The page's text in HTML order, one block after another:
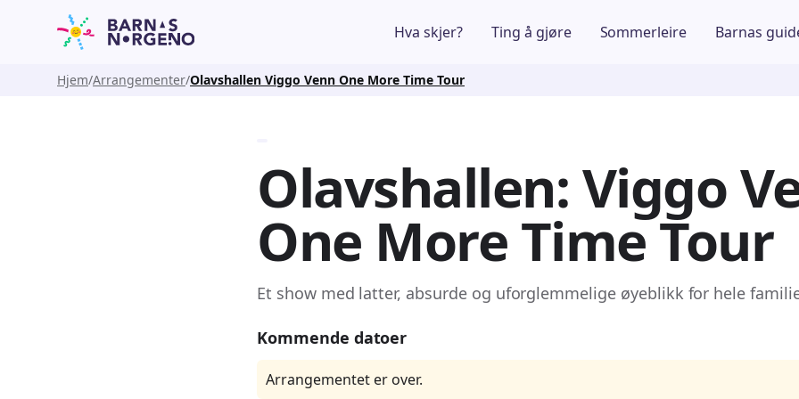
Hva skjer? Ting å gjøre Sommerleire Barnas
Hjem Arrangementer Olavshallen Viggo Venn One More Time Tour
Olavshallen: Viggo
One More Time Tour
Et show med latter, absurde og uforglemmelige øyeblikk for hele
Kommende datoer
Arrangementet er over.